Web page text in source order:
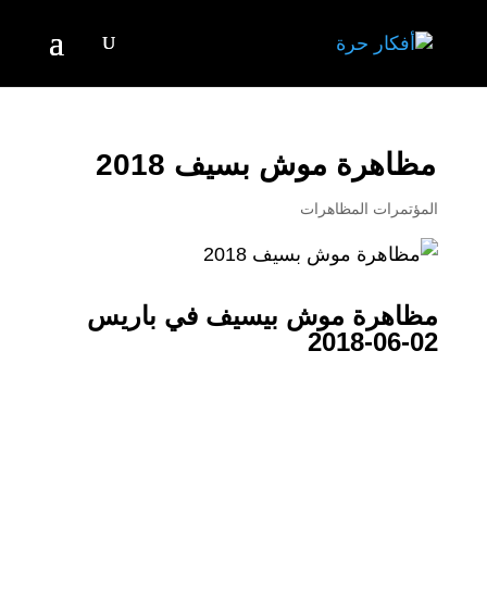
مظاهرة موش بسيف 2018
المؤتمرات المظاهرات
مظاهرة موش بيسيف في باريس
02-06-2018